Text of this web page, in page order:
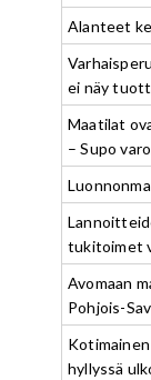
Alanteet
ei näy
Maatilat
– Supo
tukitoimet
Avomaan
Pohjois-
hyllyssä